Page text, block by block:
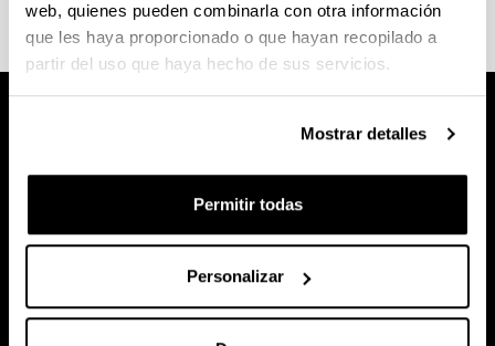
web, quienes pueden combinarla con otra información
que les haya proporcionado o que hayan recopilado a
partir del uso que haya hecho de sus servicios.
Mostrar detalles
Permitir todas
Personalizar